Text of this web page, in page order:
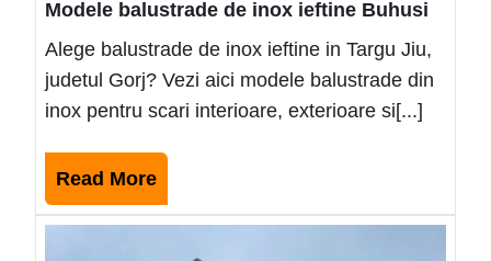
Modele balustrade de inox ieftine Buhusi
Alege balustrade de inox ieftine in Targu Jiu,
judetul Gorj? Vezi aici modele balustrade din
inox pentru scari interioare, exterioare si[...]
Read MoreRead
More